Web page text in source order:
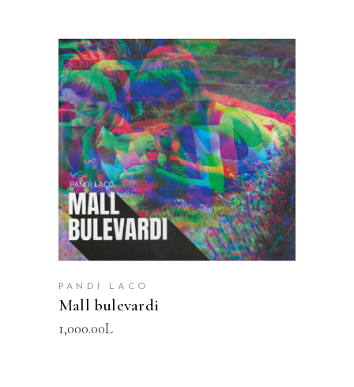
SHTOJE NË SHPORTË
PANDI LACO
Mall bulevardi
1,000.00L